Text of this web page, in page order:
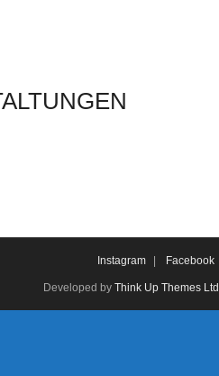
Instagram Facebook
Developed by Think Up Themes Ltd